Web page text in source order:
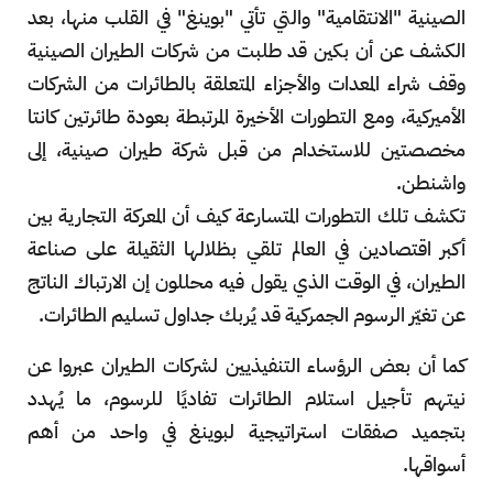
الصينية "الانتقامية" والتي تأتي "بوينغ" في القلب منها، بعد
الكشف عن أن بكين قد طلبت من شركات الطيران الصينية
وقف شراء المعدات والأجزاء المتعلقة بالطائرات من الشركات
الأميركية، ومع التطورات الأخيرة المرتبطة بعودة طائرتين كانتا
مخصصتين للاستخدام من قبل شركة طيران صينية، إلى
واشنطن.
تكشف تلك التطورات المتسارعة كيف أن المعركة التجارية بين
أكبر اقتصادين في العالم تلقي بظلالها الثقيلة على صناعة
الطيران، في الوقت الذي يقول فيه محللون إن الارتباك الناتج
عن تغيّر الرسوم الجمركية قد يُربك جداول تسليم الطائرات.
كما أن بعض الرؤساء التنفيذيين لشركات الطيران عبروا عن
نيتهم تأجيل استلام الطائرات تفاديًا للرسوم، ما يُهدد
بتجميد صفقات استراتيجية لبوينغ في واحد من أهم
أسواقها.